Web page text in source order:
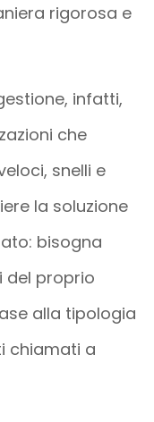
rigorosa e
infatti,
che
snelli e
la soluzione
bisogna
del proprio
alla tipologia
chiamati a